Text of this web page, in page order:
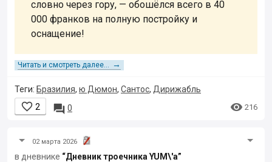
словно через гору, — обошёлся всего в 40
000 франков на полную постройку и
оснащение!
Читать и смотреть далее... →
Теги: Бразилия, ю Дюмон, Сантос, Дирижабль
 2  0  216
02 марта 2026
в дневнике “Дневник троечника YUM\'а”